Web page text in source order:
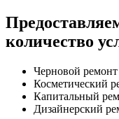
количество
Черновой ремонт
Косметический
Капитальный
Дизайнерский